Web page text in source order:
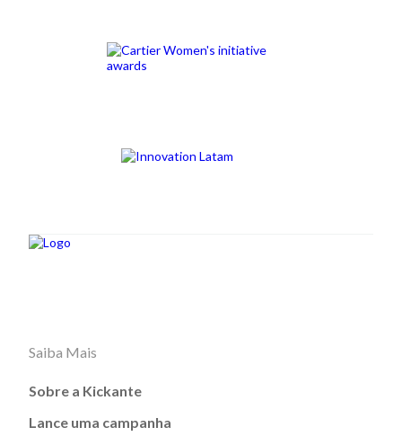
Saiba Mais
Sobre a Kickante
Lance uma campanha